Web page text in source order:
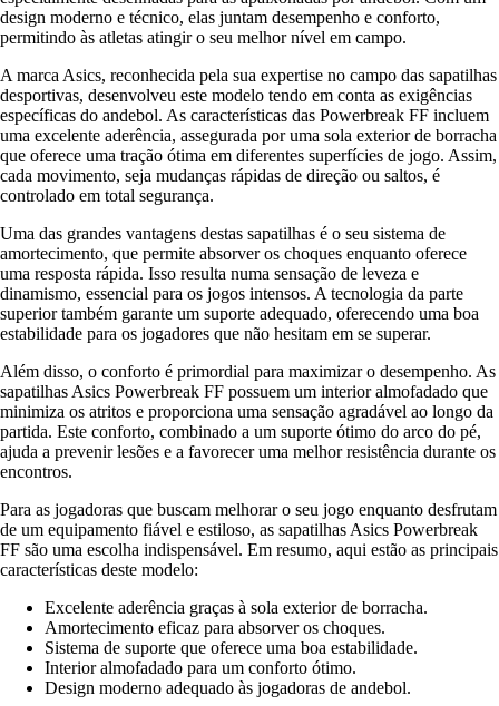
design moderno e técnico, elas juntam desempenho e conforto,
permitindo às atletas atingir o seu melhor nível em campo.
A marca Asics, reconhecida pela sua expertise no campo das sapatilhas
desportivas, desenvolveu este modelo tendo em conta as exigências
específicas do andebol. As características das Powerbreak FF incluem
uma excelente aderência, assegurada por uma sola exterior de borracha
que oferece uma tração ótima em diferentes superfícies de jogo. Assim,
cada movimento, seja mudanças rápidas de direção ou saltos, é
controlado em total segurança.
Uma das grandes vantagens destas sapatilhas é o seu sistema de
amortecimento, que permite absorver os choques enquanto oferece
uma resposta rápida. Isso resulta numa sensação de leveza e
dinamismo, essencial para os jogos intensos. A tecnologia da parte
superior também garante um suporte adequado, oferecendo uma boa
estabilidade para os jogadores que não hesitam em se superar.
Além disso, o conforto é primordial para maximizar o desempenho. As
sapatilhas Asics Powerbreak FF possuem um interior almofadado que
minimiza os atritos e proporciona uma sensação agradável ao longo da
partida. Este conforto, combinado a um suporte ótimo do arco do pé,
ajuda a prevenir lesões e a favorecer uma melhor resistência durante os
encontros.
Para as jogadoras que buscam melhorar o seu jogo enquanto desfrutam
de um equipamento fiável e estiloso, as sapatilhas Asics Powerbreak
FF são uma escolha indispensável. Em resumo, aqui estão as principais
características deste modelo:
Excelente aderência graças à sola exterior de borracha.
Amortecimento eficaz para absorver os choques.
Sistema de suporte que oferece uma boa estabilidade.
Interior almofadado para um conforto ótimo.
Design moderno adequado às jogadoras de andebol.